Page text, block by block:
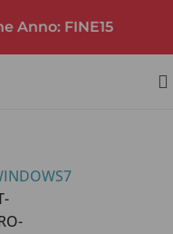
Anno: FINE15